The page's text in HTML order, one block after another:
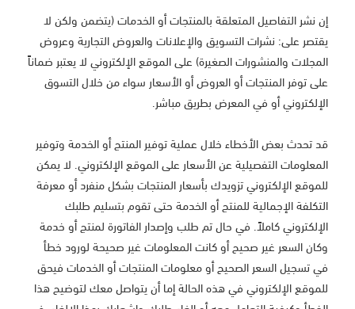
إن نشر التفاصيل المتعلقة بالمنتجات أو الخدمات (يتضمن ولكن لا
يقتصر على: نشرات التسويق والإعلانات والعروض التجارية وعروض
المجلات والمنشورات الصغيرة) على الموقع الإلكتروني لا يعتبر ضماناً
على توفر المنتجات أو العروض أو الأسعار سواء من خلال التسوق
الإلكتروني أو في المعرض بطريق مباشر.
قد تحدث بعض الأخطاء خلال عملية توفير المنتج أو الخدمة وتوفير
المعلومات التفصيلية عن الأسعار على الموقع الإلكتروني. لا يمكن
للموقع الإلكتروني تزويدك بأسعار المنتجات بشكل منفرد أو معرفة
التكلفة الإجمالية للمنتج أو الخدمة حتى تقوم بتسليم طلبك
الإلكتروني كاملاً. في حال تم طلب وإصدار الفاتورة لمنتج أو خدمة
وكان السعر غير صحيح أو كانت المعلومات غير صحيحة لورود خطأ
في تسجيل السعر الصحيح أو معلومات المنتجات أو الخدمات فيحق
للموقع الإلكتروني في هذه الحالة إما أن يتواصل معك لتوضيح هذا